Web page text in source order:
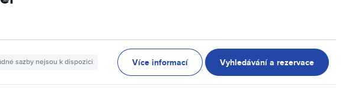
sazby nejsou k dispozici Více informací Vyhledávání a rezervace